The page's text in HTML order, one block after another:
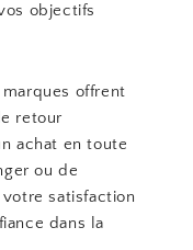
objectifs
offrent
retour
achat en toute
ou de
satisfaction
dans la